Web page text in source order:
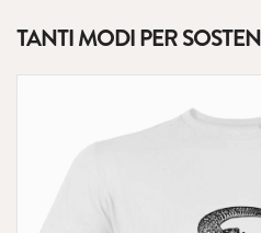
TANTI MODI PER